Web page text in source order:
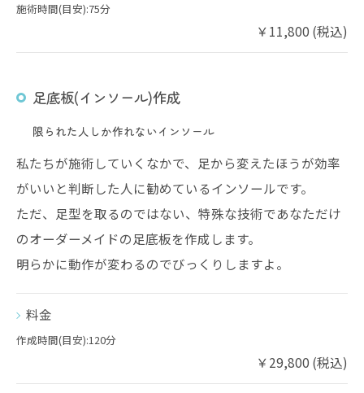
施術時間(目安):75分
￥11,800 (税込)
足底板(インソール)作成
限られた人しか作れないインソール
私たちが施術していくなかで、足から変えたほうが効率
がいいと判断した人に勧めているインソールです。
ただ、足型を取るのではない、特殊な技術であなただけ
のオーダーメイドの足底板を作成します。
明らかに動作が変わるのでびっくりしますよ。
料金
作成時間(目安):120分
￥29,800 (税込)